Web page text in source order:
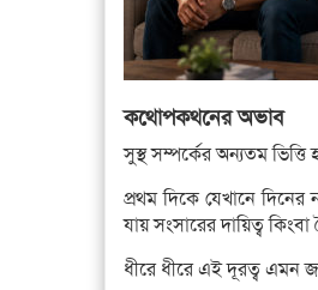
কথোপকথনের অভাব
সুস্থ সম্পর্কের অন্যতম
প্রথম দিকে যেখানে
যায় সংসারের দায়িত্ব
ধীরে ধীরে এই দূরত্ব এমন